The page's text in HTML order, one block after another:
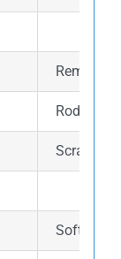
Remote
Roda
Scratch
Soft